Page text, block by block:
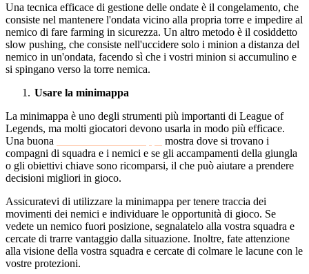
Una tecnica efficace di gestione delle ondate è il congelamento, che
consiste nel mantenere l'ondata vicino alla propria torre e impedire al
nemico di fare farming in sicurezza. Un altro metodo è il cosiddetto
slow pushing, che consiste nell'uccidere solo i minion a distanza del
nemico in un'ondata, facendo sì che i vostri minion si accumulino e
si spingano verso la torre nemica.
Usare la minimappa
La minimappa è uno degli strumenti più importanti di League of
Legends, ma molti giocatori devono usarla in modo più efficace.
Una buona
mostra dove si trovano i
compagni di squadra e i nemici e se gli accampamenti della giungla
o gli obiettivi chiave sono ricomparsi, il che può aiutare a prendere
decisioni migliori in gioco.
Assicuratevi di utilizzare la minimappa per tenere traccia dei
movimenti dei nemici e individuare le opportunità di gioco. Se
vedete un nemico fuori posizione, segnalatelo alla vostra squadra e
cercate di trarre vantaggio dalla situazione. Inoltre, fate attenzione
alla visione della vostra squadra e cercate di colmare le lacune con le
vostre protezioni.